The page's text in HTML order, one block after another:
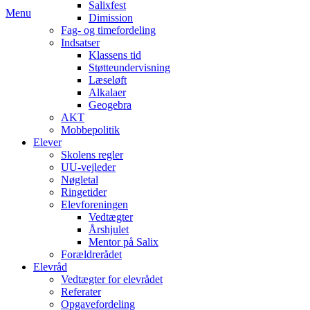
Menu
Salixfest
Dimission
Fag- og timefordeling
Indsatser
Klassens tid
Støtteundervisning
Læseløft
Alkalaer
Geogebra
AKT
Mobbepolitik
Elever
Skolens regler
UU-vejleder
Nøgletal
Ringetider
Elevforeningen
Vedtægter
Årshjulet
Mentor på Salix
Forældrerådet
Elevråd
Vedtægter for elevrådet
Referater
Opgavefordeling